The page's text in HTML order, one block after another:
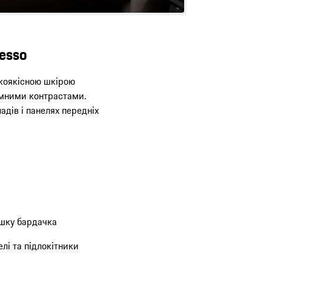
шкірою
контрастами.
і панелях передніх
бардачка
та підлокітники